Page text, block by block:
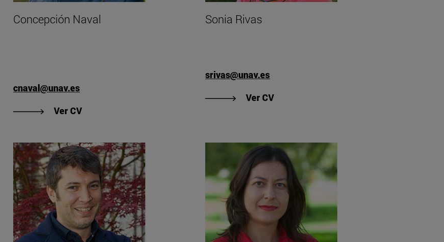
Concepción Naval
cnaval@unav.es
Ver CV"Ver CV de Concepción Naval"
Sonia Rivas
srivas@unav.es
Ver CV"Ver CV de Sonia Rivas"